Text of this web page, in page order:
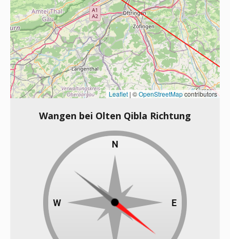
Leaflet | ©OpenStreetMapcontributors
Wangen bei Olten Qibla Richtung